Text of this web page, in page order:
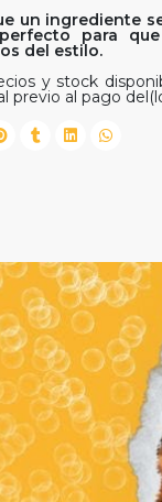
un ingrediente
para
del estilo.
y stock
previo al pago